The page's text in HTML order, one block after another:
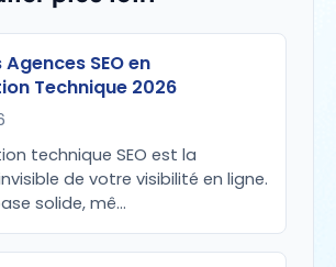
SEO en
Technique 2026
technique SEO est la
de votre visibilité en ligne.
solide, mê…